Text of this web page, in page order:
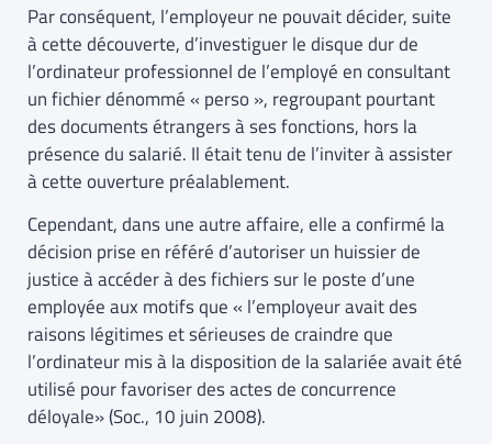
Par conséquent, l’employeur ne pouvait décider, suite
à cette découverte, d’investiguer le disque dur de
l’ordinateur professionnel de l’employé en consultant
un fichier dénommé « perso », regroupant pourtant
des documents étrangers à ses fonctions, hors la
présence du salarié. Il était tenu de l’inviter à assister
à cette ouverture préalablement.
Cependant, dans une autre affaire, elle a confirmé la
décision prise en référé d’autoriser un huissier de
justice à accéder à des fichiers sur le poste d’une
employée aux motifs que « l’employeur avait des
raisons légitimes et sérieuses de craindre que
l’ordinateur mis à la disposition de la salariée avait été
utilisé pour favoriser des actes de concurrence
déloyale» (Soc., 10 juin 2008).